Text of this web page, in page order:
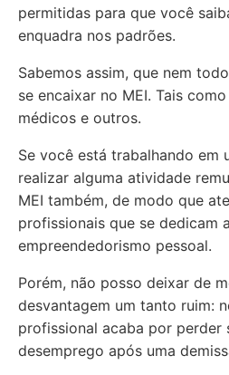
permitidas para que você
enquadra nos padrões.
Sabemos assim, que nem
se encaixar no MEI. Tais
médicos e outros.
Se você está trabalhando em
realizar alguma atividade
MEI também, de modo que
profissionais que se dedicam
empreendedorismo pessoal.
Porém, não posso deixar de
desvantagem um tanto ruim:
profissional acaba por perder
desemprego após uma